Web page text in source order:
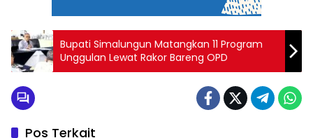
Bupati Simalungun Matangkan 11 Program
Unggulan Lewat Rakor Bareng OPD
Pos Terkait